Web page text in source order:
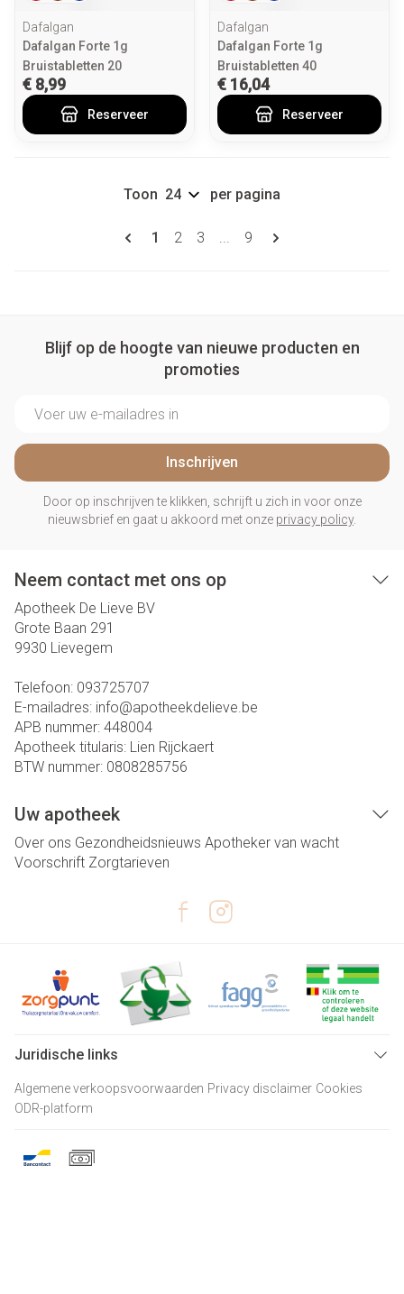
Dafalgan
Dafalgan Forte 1g
Bruistabletten 20
€ 8,99
Reserveer
Dafalgan
Dafalgan Forte 1g
Bruistabletten 40
€ 16,04
Reserveer
Pagina's
U lees momenteel pagina
1 Pagina
2 Pagina
3 ... Pagina
9
Toon per pagina
Blijf op de hoogte van nieuwe producten en
promoties
Inschrijven
Door op inschrijven te klikken, schrijft u zich in voor onze
nieuwsbrief en gaat u akkoord met onze privacy policy.
Neem contact met ons op
Apotheek De Lieve BV
Grote Baan 291
9930 Lievegem
Telefoon: 093725707
E-mailadres: info@apotheekdelieve.be
APB nummer: 448004
Apotheek titularis: Lien Rijckaert
BTW nummer: 0808285756
Uw apotheek
Over ons Gezondheidsnieuws Apotheker van wacht
Voorschrift Zorgtarieven
Juridische links
Algemene verkoopsvoorwaarden Privacy disclaimer Cookies
ODR-platform